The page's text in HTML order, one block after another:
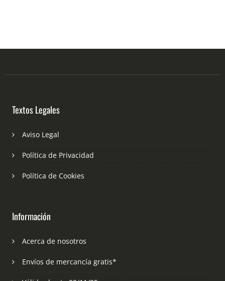
Textos Legales
Aviso Legal
Política de Privacidad
Política de Cookies
Información
Acerca de nosotros
Envíos de mercancía gratis*